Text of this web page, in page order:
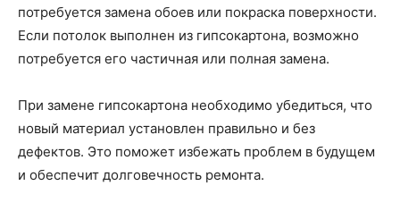
потребуется замена обоев или покраска поверхности.
Если потолок выполнен из гипсокартона, возможно
потребуется его частичная или полная замена.
При замене гипсокартона необходимо убедиться, что
новый материал установлен правильно и без
дефектов. Это поможет избежать проблем в будущем
и обеспечит долговечность ремонта.